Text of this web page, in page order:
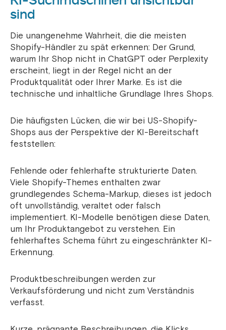
sind
Die unangenehme Wahrheit, die die meisten
Shopify-Händler zu spät erkennen: Der Grund,
warum Ihr Shop nicht in ChatGPT oder Perplexity
erscheint, liegt in der Regel nicht an der
Produktqualität oder Ihrer Marke. Es ist die
technische und inhaltliche Grundlage Ihres Shops.
Die häufigsten Lücken, die wir bei US-Shopify-
Shops aus der Perspektive der KI-Bereitschaft
feststellen:
Fehlende oder fehlerhafte strukturierte Daten.
Viele Shopify-Themes enthalten zwar
grundlegendes Schema-Markup, dieses ist jedoch
oft unvollständig, veraltet oder falsch
implementiert. KI-Modelle benötigen diese Daten,
um Ihr Produktangebot zu verstehen. Ein
fehlerhaftes Schema führt zu eingeschränkter KI-
Erkennung.
Produktbeschreibungen werden zur
Verkaufsförderung und nicht zum Verständnis
verfasst.